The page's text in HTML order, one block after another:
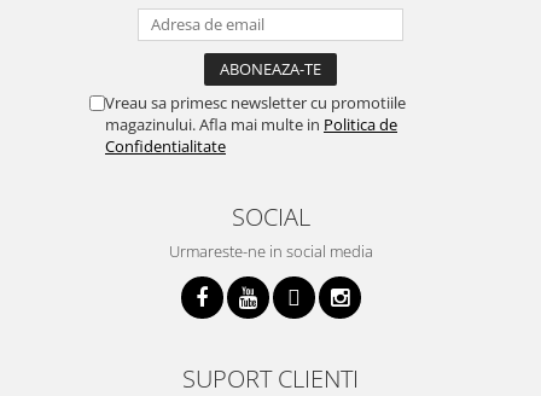
Vreau sa primesc newsletter cu promotiile
magazinului. Afla mai multe in Politica de
Confidentialitate
SOCIAL
Urmareste-ne in social media
SUPORT CLIENTI